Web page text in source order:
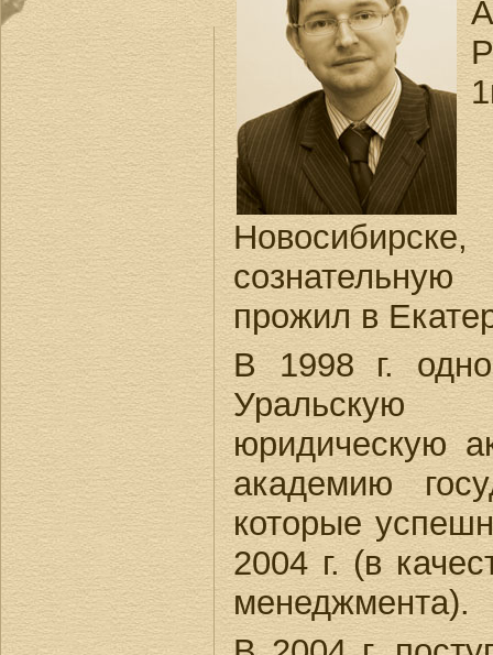
прожил в
В 1998 г.
Уральскую
юридическую
академию
которые
2004 г. (в
менеджмента).